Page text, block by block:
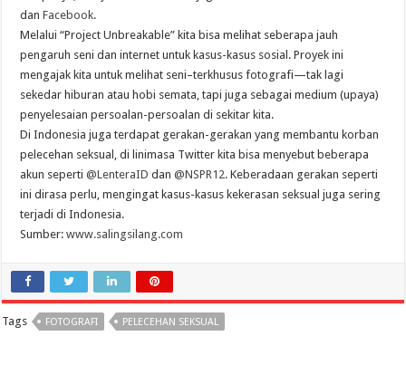
danFacebook.
Melalui “Project Unbreakable” kita bisa melihat seberapa jauh
pengaruh seni dan internet untuk kasus-kasus sosial. Proyek ini
mengajak kita untuk melihat seni–terkhusus fotografi—tak lagi
sekedar hiburan atau hobi semata, tapi juga sebagai medium (upaya)
penyelesaian persoalan-persoalan di sekitar kita.
Di Indonesia juga terdapat gerakan-gerakan yang membantu korban
pelecehan seksual, di linimasa Twitter kita bisa menyebut beberapa
akun seperti@LenteraID dan@NSPR12. Keberadaan gerakan seperti
ini dirasa perlu, mengingat kasus-kasus kekerasan seksual juga sering
terjadi di Indonesia.
Sumber:www.salingsilang.com
Tags FOTOGRAFI PELECEHAN SEKSUAL